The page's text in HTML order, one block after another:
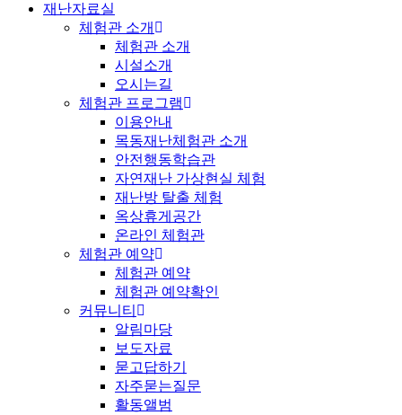
재난자료실
체험관 소개
체험관 소개
시설소개
오시는길
체험관 프로그램
이용안내
목동재난체험관 소개
안전행동학습관
자연재난 가상현실 체험
재난방 탈출 체험
옥상휴게공간
온라인 체험관
체험관 예약
체험관 예약
체험관 예약확인
커뮤니티
알림마당
보도자료
묻고답하기
자주묻는질문
활동앨범